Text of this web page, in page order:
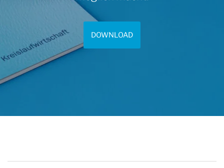
DOWNLOAD